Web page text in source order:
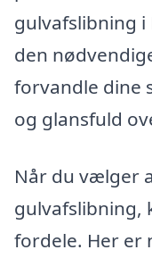
gulvafslibning i
den
forvandle dine
og glansfuld
Når du vælger
gulvafslibning,
fordele. Her er